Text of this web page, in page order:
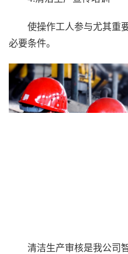
使操作工人参与尤其重
必要条件。
清洁生产审核是我公司